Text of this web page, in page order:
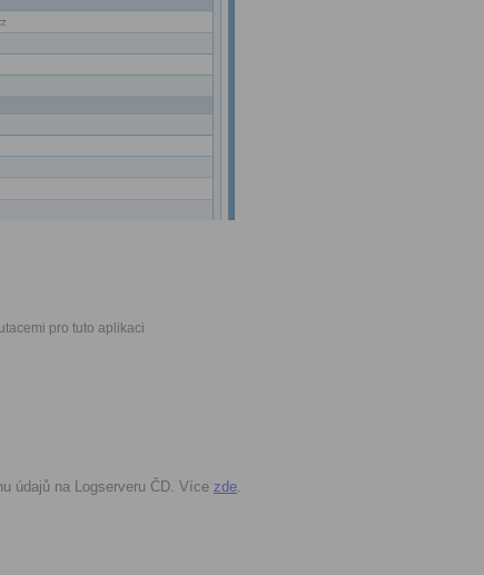
pro tuto aplikaci
údajů na Logserveru ČD. Více zde.